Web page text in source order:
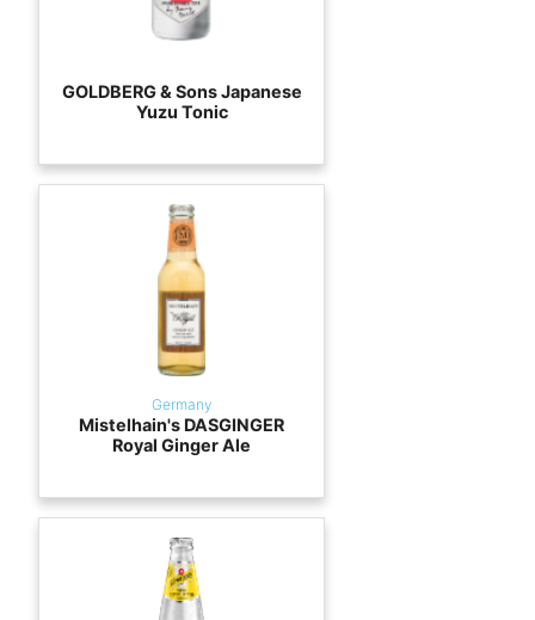
GOLDBERG & Sons Japanese
Yuzu Tonic
Germany
Mistelhain's DASGINGER
Royal Ginger Ale